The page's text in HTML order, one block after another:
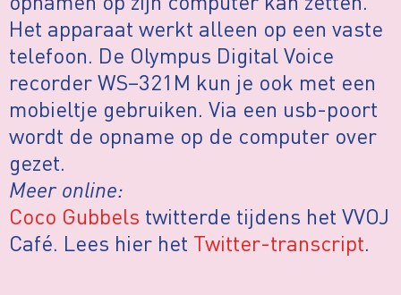
Het apparaat werkt alleen op een vaste
telefoon. De Olympus Digital Voice
recorder WS–321M kun je ook met een
mobieltje gebruiken. Via een usb-poort
wordt de opname op de computer over
gezet.
Meer online:
Coco Gubbels twitterde tijdens het VVOJ
Café. Lees hier het Twitter-transcript.